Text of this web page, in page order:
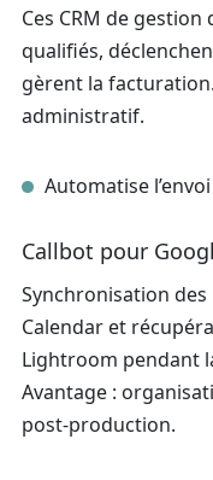
Ces CRM de
qualifiés,
gèrent la
administratif.
Automatise
Callbot pour
Synchronisation des
Calendar et
Lightroom pendant
Avantage :
post‑production.